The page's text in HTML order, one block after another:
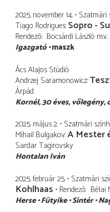
2025. november 14. Szatmári
Tiago Rodrigues Sopro -
Rendező Bocsárdi László m.v.
Igazgató maszk
Ács Alajos Stúdió
Andrzej Saramonowicz
Árpád
Kornél 30 éves,
2025. május 2. Szatmári
Mihail Bulgakov A Mester
Sardar Tagirovsky
Hontalan Iván
2025. február 25. Szatmári
Kohlhaas Rendező Bélai
Herse Fütyike Sintér